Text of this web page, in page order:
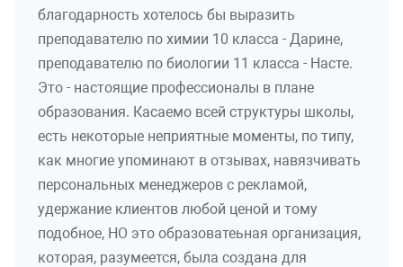
благодарность хотелось бы выразить
преподавателю по химии 10 класса - Дарине,
преподавателю по биологии 11 класса - Насте.
Это - настоящие профессионалы в плане
образования. Касаемо всей структуры школы,
есть некоторые неприятные моменты, по типу,
как многие упоминают в отзывах, навязчивать
персональных менеджеров с рекламой,
удержание клиентов любой ценой и тому
подобное, НО это образоватеьная организация,
которая, разумеется, была создана для